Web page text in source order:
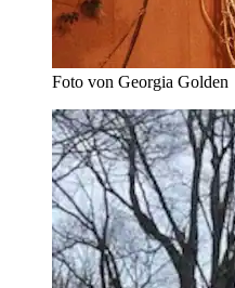
Foto von Georgia Golden